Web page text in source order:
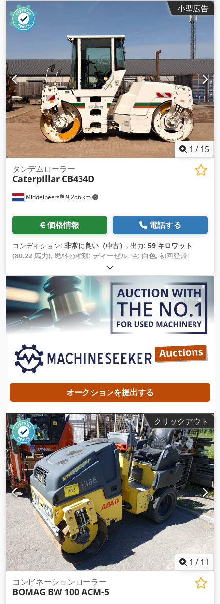
小型広告
1 / 15
Middelbeers 9,256 km
タンデムローラー
Caterpillar CB434D
価格情報 電話する
コンディション: 非常に良い（中古） , 出力: 59 キロワット
(80.22 馬力), 燃料の種類: ディーゼル, 色: 白色, 初回登録:
, 稼働時間:
オークションを提出する
クリックアウト
1 / 11
コンビネーションローラー
BOMAG BW 100 ACM-5